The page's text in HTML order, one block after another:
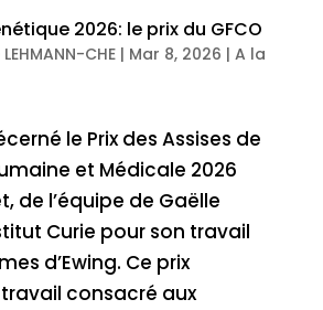
2026: le prix du GFCO
CHE| Mar 8, 2026 | A la
le Prix des Assises de
et Médicale 2026
de l’équipe de Gaëlle
Curie pour son travail
d’Ewing. Ce prix
consacré aux